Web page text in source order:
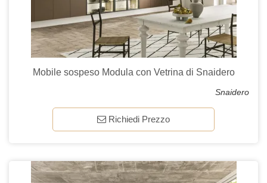
Mobile sospeso Modula con Vetrina di Snaidero
Snaidero
Richiedi Prezzo